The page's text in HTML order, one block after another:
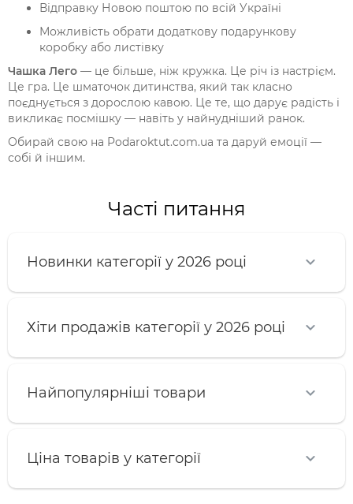
Відправку Новою поштою по всій Україні
Можливість обрати додаткову подарункову
коробку або листівку
Чашка Лего — це більше, ніж кружка. Це річ із настрієм.
Це гра. Це шматочок дитинства, який так класно
поєднується з дорослою кавою. Це те, що дарує радість і
викликає посмішку — навіть у найнудніший ранок.
Обирай свою на Podaroktut.com.ua та даруй емоції —
собі й іншим.
Часті питання
Новинки категорії у 2026 році
Хіти продажів категорії у 2026 році
Найпопулярніші товари
Ціна товарів у категорії